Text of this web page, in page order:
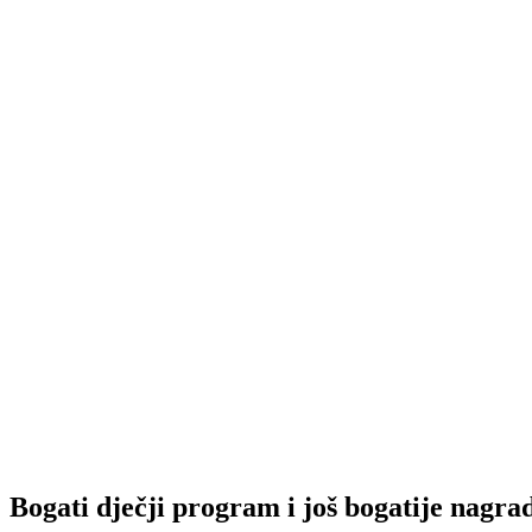
Bogati dječji program i još bogatije